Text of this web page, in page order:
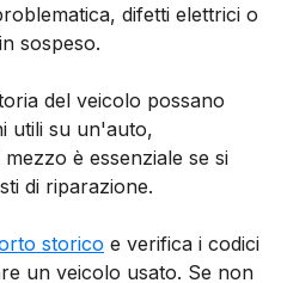
difetti elettrici o
sospeso.
del veicolo possano
utili su un'auto,
è essenziale se si
di riparazione.
storico e verifica i codici
un veicolo usato. Se non